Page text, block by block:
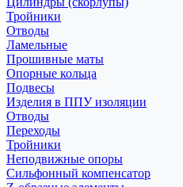
Тройники
Отводы
Ламельные
Прошивные маты
Опорные кольца
Подвесы
Изделия в ППУ изоляции
Отводы
Переходы
Тройники
Неподвижные опоры
Cильфонный компенсатор